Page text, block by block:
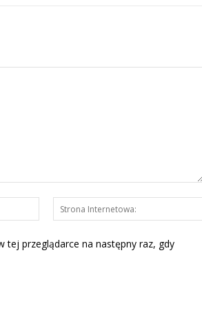
mail:*
przeglądarce na następny raz, gdy